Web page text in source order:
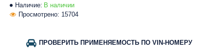
Наличие: В наличии
Просмотрено: 15704
ПРОВЕРИТЬ ПРИМЕНЯЕМОСТЬ ПО VIN-НОМЕРУ